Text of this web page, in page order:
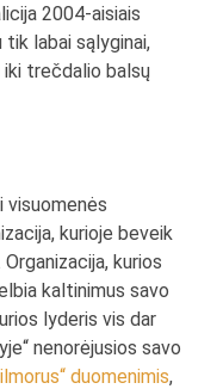
2004-aisiais
labai sąlyginai,
iki trečdalio balsų
visuomenės
kurioje beveik
kurios
kaltinimus savo
lyderis vis dar
nenorėjusios savo
duomenimis,